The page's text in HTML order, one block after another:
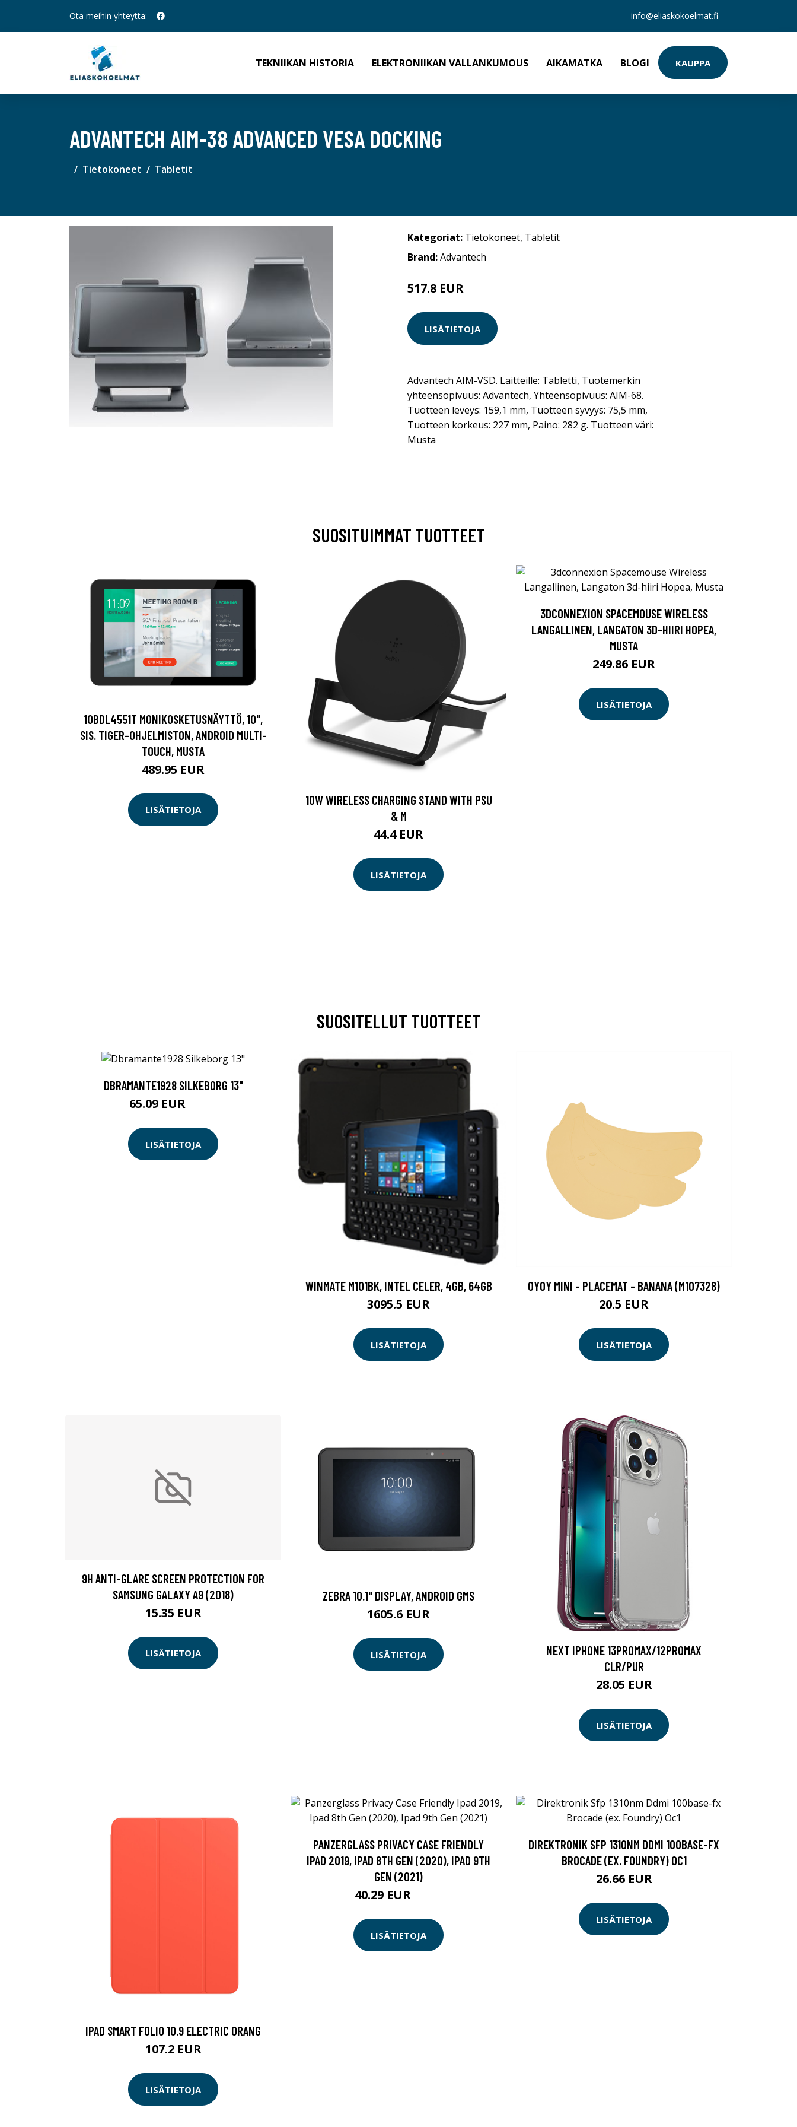
Ota meihin yhteyttä: info@eliaskokoelmat.fi
TEKNIIKAN HISTORIA ELEKTRONIIKAN VALLANKUMOUS AIKAMATKA BLOGI KAUPPA
ADVANTECH AIM-38 ADVANCED VESA DOCKING
Tietokoneet Tabletit
Kategoriat: Tietokoneet, Tabletit
Brand:Advantech
517.8 EUR
LISÄTIETOJA
Advantech AIM-VSD. Laitteille: Tabletti, Tuotemerkin
yhteensopivuus: Advantech, Yhteensopivuus: AIM-68.
Tuotteen leveys: 159,1 mm, Tuotteen syvyys: 75,5 mm,
Tuotteen korkeus: 227 mm, Paino: 282 g. Tuotteen väri:
Musta
SUOSITUIMMAT TUOTTEET
10BDL4551T MONIKOSKETUSNÄYTTÖ, 10",
SIS. TIGER-OHJELMISTON, ANDROID MULTI-
TOUCH, MUSTA
489.95 EUR
LISÄTIETOJA
10W WIRELESS CHARGING STAND WITH PSU
& M
44.4 EUR
LISÄTIETOJA
3DCONNEXION SPACEMOUSE WIRELESS
LANGALLINEN, LANGATON 3D-HIIRI HOPEA,
MUSTA
249.86 EUR
LISÄTIETOJA
SUOSITELLUT TUOTTEET
DBRAMANTE1928 SILKEBORG 13"
65.09 EUR
LISÄTIETOJA
WINMATE M101BK, INTEL CELER, 4GB, 64GB
3095.5 EUR
LISÄTIETOJA
OYOY MINI - PLACEMAT - BANANA (M107328)
20.5 EUR
LISÄTIETOJA
9H ANTI-GLARE SCREEN PROTECTION FOR
SAMSUNG GALAXY A9 (2018)
15.35 EUR
LISÄTIETOJA
ZEBRA 10.1" DISPLAY, ANDROID GMS
1605.6 EUR
LISÄTIETOJA
NEXT IPHONE 13PROMAX/12PROMAX
CLR/PUR
28.05 EUR
LISÄTIETOJA
IPAD SMART FOLIO 10.9 ELECTRIC ORANG
107.2 EUR
LISÄTIETOJA
PANZERGLASS PRIVACY CASE FRIENDLY
IPAD 2019, IPAD 8TH GEN (2020), IPAD 9TH
GEN (2021)
40.29 EUR
LISÄTIETOJA
DIREKTRONIK SFP 1310NM DDMI 100BASE-FX
BROCADE (EX. FOUNDRY) OC1
26.66 EUR
LISÄTIETOJA